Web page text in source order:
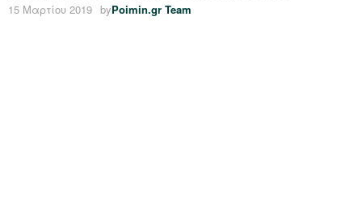
15 Μαρτίου 2019 byPoimin.gr Team